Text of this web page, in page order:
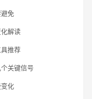
免
解读
推荐
关键信号
化